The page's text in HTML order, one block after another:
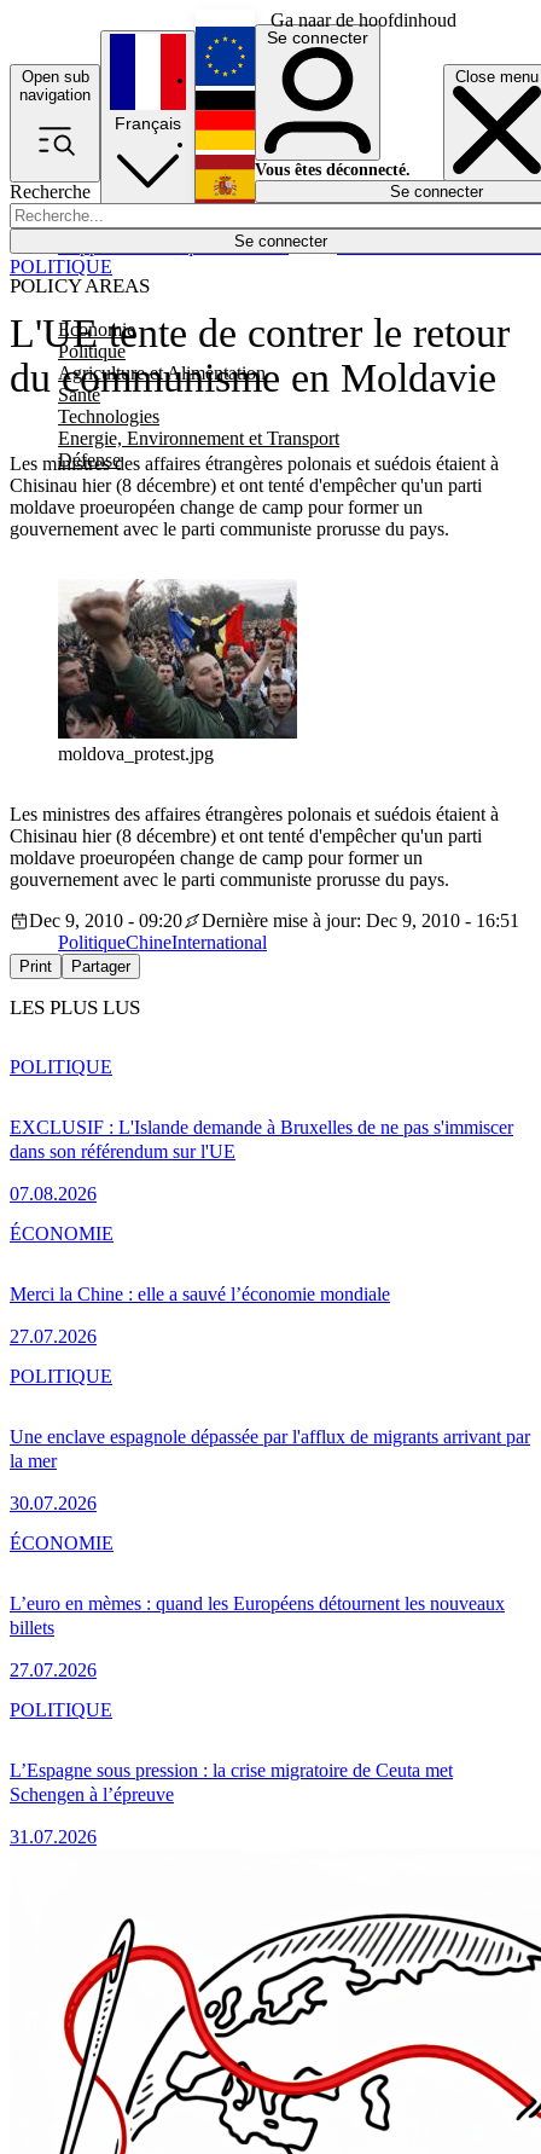
Ga naar de hoofdinhoud
Open sub
navigation
Close menu
Recherche
Se connecter
POLICY AREAS
Economie
Politique
Agriculture et Alimentation
Santé
Technologies
Energie, Environnement et Transport
Défense
Économie
Français
English
Deutsch
Español
Se connecter
Vous êtes déconnecté.
Se connecter
L'UE tente de contrer le retour
du communisme en Moldavie
Les ministres des affaires étrangères polonais et suédois étaient à
Chisinau hier (8 décembre) et ont tenté d'empêcher qu'un parti
moldave proeuropéen change de camp pour former un
gouvernement avec le parti communiste prorusse du pays.
POLITIQUE
moldova_protest.jpg
Les ministres des affaires étrangères polonais et suédois étaient à
Chisinau hier (8 décembre) et ont tenté d'empêcher qu'un parti
moldave proeuropéen change de camp pour former un
gouvernement avec le parti communiste prorusse du pays.
Dec 9, 2010 - 09:20
Dernière mise à jour: Dec 9, 2010 - 16:51
PolitiqueChineInternational
Print Partager
LES PLUS LUS
EXCLUSIF : L'Islande demande à Bruxelles de ne pas s'immiscer
dans son référendum sur l'UE
07.08.2026
POLITIQUE
Merci la Chine : elle a sauvé l’économie mondiale
27.07.2026
ÉCONOMIE
Une enclave espagnole dépassée par l'afflux de migrants arrivant par
la mer
30.07.2026
POLITIQUE
L’euro en mèmes : quand les Européens détournent les nouveaux
billets
27.07.2026
ÉCONOMIE
L’Espagne sous pression : la crise migratoire de Ceuta met
Schengen à l’épreuve
31.07.2026
POLITIQUE